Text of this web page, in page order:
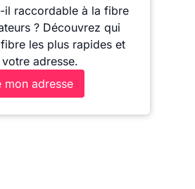
il raccordable à la fibre
? Découvrez qui
les plus rapides et
adresse.
mon adresse